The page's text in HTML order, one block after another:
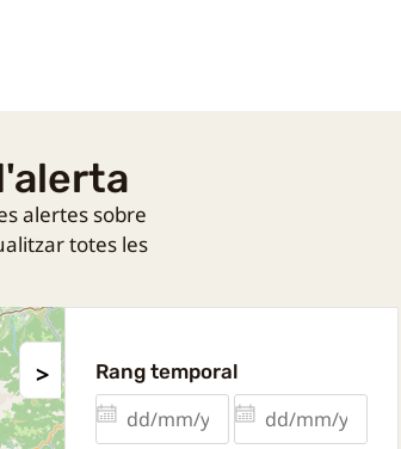
alertes sobre
totes les
Rang temporal